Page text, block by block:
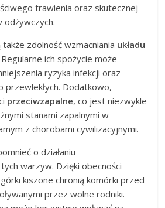
trawienia oraz skutecznej
odżywczych.
zdolność wzmacniania układu
Regularne ich spożycie może
ryzyka infekcji oraz
przewlekłych. Dodatkowo,
przeciwzapalne, co jest niezwykle
stanami zapalnymi w
z chorobami cywilizacyjnymi.
o działaniu
tych warzyw. Dzięki obecności
kiszone chronią komórki przed
przez wolne rodniki.